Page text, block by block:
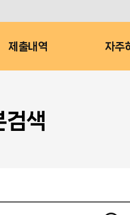
제출내역 자주
검색